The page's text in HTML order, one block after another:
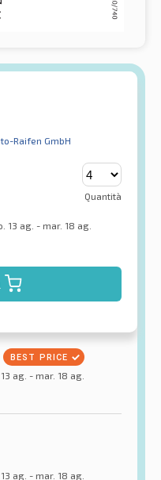
Raifen GmbH
Quantità
13 ag. - mar. 18 ag.
ag. - mar. 18 ag.
ag. - mar. 18 ag.